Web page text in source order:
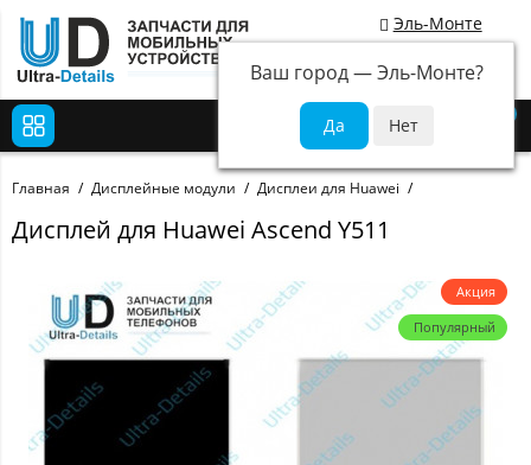
Эль-Монте
Ваш город —Эль-Монте?
Главная Дисплейные модули Дисплеи для Huawei
Дисплей для Huawei Ascend Y511
Акция
Популярный